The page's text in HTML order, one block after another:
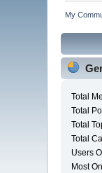
My
Total
Total
Total
Total
Users
Most